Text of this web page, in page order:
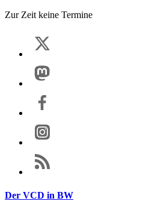
Zur Zeit keine Termine
Der VCD in BW